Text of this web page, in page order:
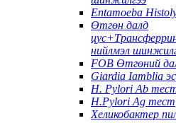
Entamoeba
Өтгөн далд
нийлмэл
FOB Өтгөний
Giardia Iamblia
H. Pylori Ab
H.Pylori Ag тест
Хеликобактер